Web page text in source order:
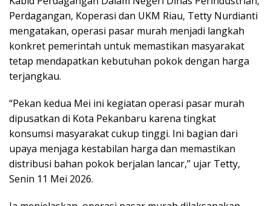
Perdagangan, Koperasi dan UKM Riau, Tetty Nurdianti
mengatakan, operasi pasar murah menjadi langkah
konkret pemerintah untuk memastikan masyarakat
tetap mendapatkan kebutuhan pokok dengan harga
terjangkau.
“Pekan kedua Mei ini kegiatan operasi pasar murah
dipusatkan di Kota Pekanbaru karena tingkat
konsumsi masyarakat cukup tinggi. Ini bagian dari
upaya menjaga kestabilan harga dan memastikan
distribusi bahan pokok berjalan lancar,” ujar Tetty,
Senin 11 Mei 2026.